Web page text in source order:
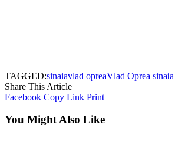
TAGGED:sinaiavlad opreaVlad Oprea sinaia
Share This Article
Facebook Copy Link Print
You Might Also Like